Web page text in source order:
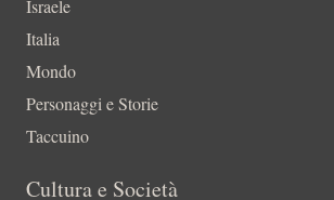
Israele
Italia
Mondo
Personaggi e Storie
Taccuino
Cultura e Società